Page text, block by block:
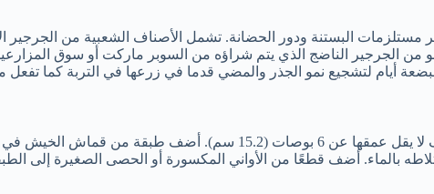
مستلزمات البستنة ودور الحضانة. تشمل الأصناف الشعبية من الجرجير
من الجرجير الناضج الذي يتم شراؤه من السوبر ماركت أو سوق
لبضعة أيام لتشجيع نمو الجذر والمضي قدما في زرعها في التربة كما تفعل
اختر وعاءًا كبيرًا أو حاوية بها فتحات تصريف لا يقل عمقها عن 6 بوصات (15.2 سم). أضف طبقة من
بالماء. أضف قطعًا من الأواني المكسورة أو الحصى الصغيرة إلى